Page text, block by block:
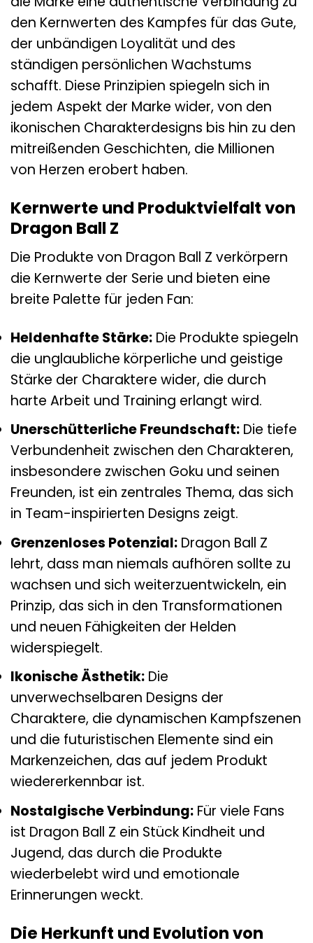
den Kernwerten des Kampfes für das Gute,
der unbändigen Loyalität und des
ständigen persönlichen Wachstums
schafft. Diese Prinzipien spiegeln sich in
jedem Aspekt der Marke wider, von den
ikonischen Charakterdesigns bis hin zu den
mitreißenden Geschichten, die Millionen
von Herzen erobert haben.
Kernwerte und Produktvielfalt von
Dragon Ball Z
Die Produkte von Dragon Ball Z verkörpern
die Kernwerte der Serie und bieten eine
breite Palette für jeden Fan:
Heldenhafte Stärke: Die Produkte spiegeln
die unglaubliche körperliche und geistige
Stärke der Charaktere wider, die durch
harte Arbeit und Training erlangt wird.
Unerschütterliche Freundschaft: Die tiefe
Verbundenheit zwischen den Charakteren,
insbesondere zwischen Goku und seinen
Freunden, ist ein zentrales Thema, das sich
in Team-inspirierten Designs zeigt.
Grenzenloses Potenzial: Dragon Ball Z
lehrt, dass man niemals aufhören sollte zu
wachsen und sich weiterzuentwickeln, ein
Prinzip, das sich in den Transformationen
und neuen Fähigkeiten der Helden
widerspiegelt.
Ikonische Ästhetik: Die
unverwechselbaren Designs der
Charaktere, die dynamischen Kampfszenen
und die futuristischen Elemente sind ein
Markenzeichen, das auf jedem Produkt
wiedererkennbar ist.
Nostalgische Verbindung: Für viele Fans
ist Dragon Ball Z ein Stück Kindheit und
Jugend, das durch die Produkte
wiederbelebt wird und emotionale
Erinnerungen weckt.
Die Herkunft und Evolution von